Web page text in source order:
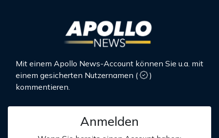
Mit einem Apollo News-Account können Sie u.a. mit
einem gesicherten Nutzernamen (
)
kommentieren.
Anmelden